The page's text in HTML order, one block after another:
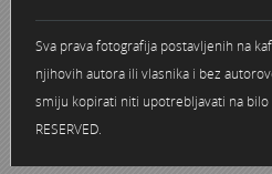
Adamo klub
8. slet Bratstva i
Nepokoreni grad -
Novogodišnje čestitke
Krešimir Perušić -
KUD REČICA
Sva prava fotografija postavljenih na
njihovih autora ili vlasnika i bez
smiju kopirati niti upotrebljavati na bilo
RESERVED.